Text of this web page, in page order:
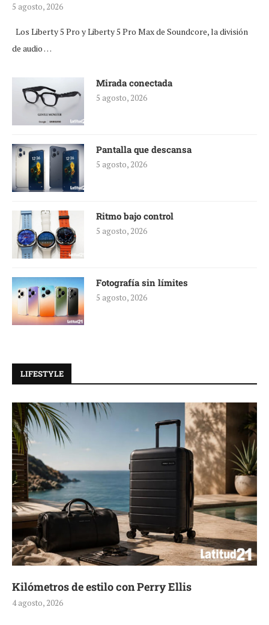
5 agosto, 2026
Los Liberty 5 Pro y Liberty 5 Pro Max de Soundcore, la división
de audio …
Mirada conectada
5 agosto, 2026
Pantalla que descansa
5 agosto, 2026
Ritmo bajo control
5 agosto, 2026
Fotografía sin límites
5 agosto, 2026
LIFESTYLE
Aerie, texturas que fluyen
4 agosto, 2026